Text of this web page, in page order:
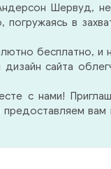
Шервуд,
в
бесплатно, и
сайта
с нами!